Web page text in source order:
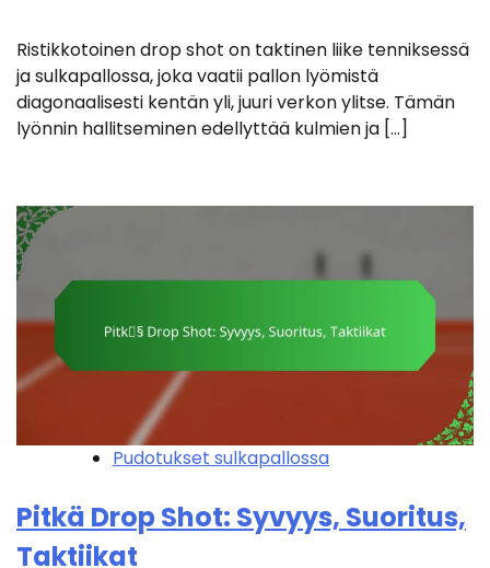
Ristikkotoinen drop shot on taktinen liike tenniksessä
ja sulkapallossa, joka vaatii pallon lyömistä
diagonaalisesti kentän yli, juuri verkon ylitse. Tämän
lyönnin hallitseminen edellyttää kulmien ja […]
Pudotukset sulkapallossa
Pitkä Drop Shot: Syvyys, Suoritus,
Taktiikat